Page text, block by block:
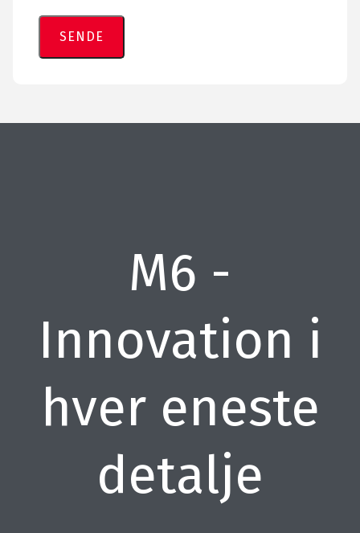
M6 -
Innovation i
hver eneste
detalje